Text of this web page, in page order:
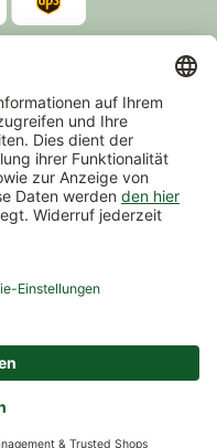
zzgl.Versand
sind Gutscheine und